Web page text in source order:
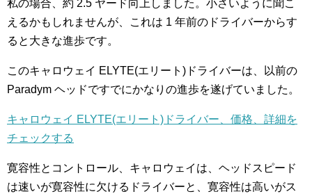
私の場合、約 2.5 ヤード向上しました。小さいように聞こ
えるかもしれませんが、これは 1 年前のドライバーからす
ると大きな進歩です。
このキャロウェイ ELYTE(エリート)ドライバーは、以前の
Paradym ヘッドですでにかなりの進歩を遂げていました。
キャロウェイ ELYTE(エリート)ドライバー、価格、詳細を
チェックする
寛容性とコントロール、キャロウェイは、ヘッドスピード
は速いが寛容性に欠けるドライバーと、寛容性は高いがス